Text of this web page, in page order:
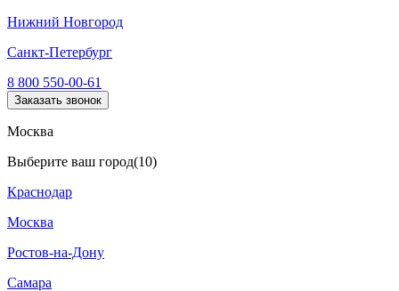
Нижний Новгород
Санкт-Петербург
8 800 550-00-61
Заказать звонок
Москва
Выберите ваш город(10)
Краснодар
Москва
Ростов-на-Дону
Самара